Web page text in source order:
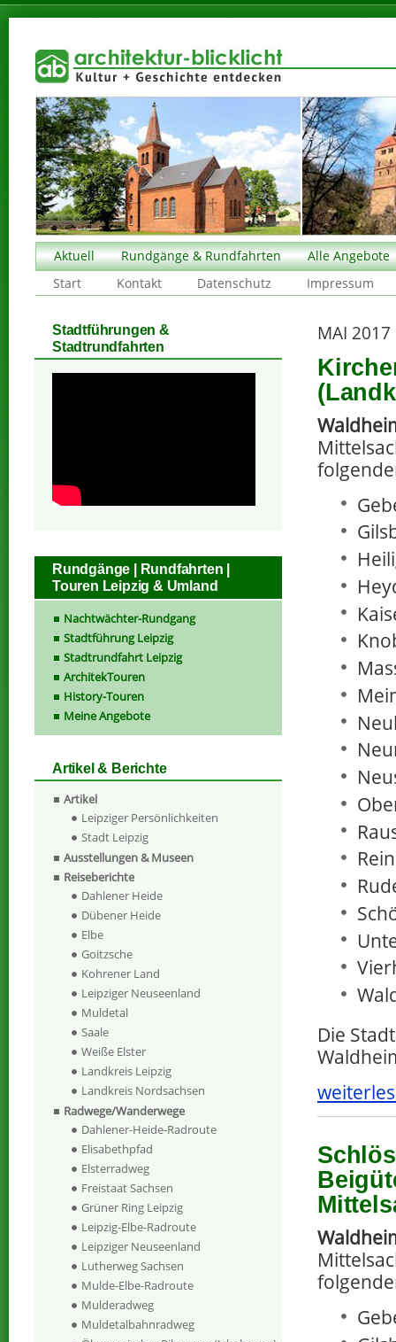
Aktuell Rundgänge & Rundfahrten
Alle Angebote
Start
Kontakt Datenschutz Impressum
MAI 2017
Die
Stadtführungen &
Stadtrundfahrten
Rundgänge | Rundfahrten |
Touren Leipzig & Umland
Nachtwächter-Rundgang
Stadtführung Leipzig
Stadtrundfahrt Leipzig
ArchitekTouren
History-Touren
Meine Angebote
Artikel & Berichte
Artikel
Leipziger Persönlichkeiten
Stadt Leipzig
Ausstellungen & Museen
Reiseberichte
Dahlener Heide
Dübener Heide
Elbe
Goitzsche
Kohrener Land
Leipziger Neuseenland
Muldetal
Saale
Weiße Elster
Landkreis Leipzig
Landkreis Nordsachsen
Radwege/Wanderwege
Dahlener-Heide-Radroute
Elisabethpfad
Elsterradweg
Freistaat Sachsen
Grüner Ring Leipzig
Leipzig-Elbe-Radroute
Leipziger Neuseenland
Lutherweg Sachsen
Mulde-Elbe-Radroute
Mulderadweg
Muldetalbahnradweg